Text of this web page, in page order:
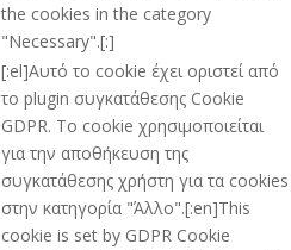
the cookies in the category
"Necessary".[:]
[:el]Αυτό το cookie έχει οριστεί από
το plugin συγκατάθεσης Cookie
GDPR. Το cookie χρησιμοποιείται
για την αποθήκευση της
συγκατάθεσης χρήστη για τα cookies
στην κατηγορία "Άλλο".[:en]This
cookie is set by GDPR Cookie